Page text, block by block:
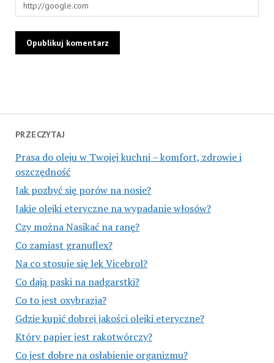
PRZECZYTAJ
Prasa do oleju w Twojej kuchni – komfort, zdrowie i
oszczędność
Jak pozbyć się porów na nosie?
Jakie olejki eteryczne na wypadanie włosów?
Czy można Nasikać na ranę?
Co zamiast granuflex?
Na co stosuje się lek Vicebrol?
Co dają paski na nadgarstki?
Co to jest oxybrazja?
Gdzie kupić dobrej jakości olejki eteryczne?
Który papier jest rakotwórczy?
Co jest dobre na osłabienie organizmu?